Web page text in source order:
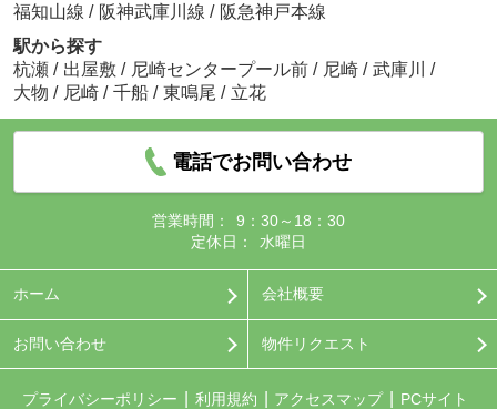
福知山線 / 阪神武庫川線 / 阪急神戸本線
駅から探す
杭瀬 / 出屋敷 / 尼崎センタープール前 / 尼崎 / 武庫川
/
大物 / 尼崎 / 千船 / 東鳴尾 / 立花
電話でお問い合わせ
営業時間：
9：30～18：30
定休日：
水曜日
ホーム 会社概要
お問い合わせ 物件リクエスト
プライバシーポリシー 利用規約 アクセスマップ
PCサイト